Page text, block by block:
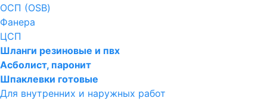
ОСП (OSB)
Фанера
ЦСП
Шланги резиновые и пвх
Асболист, паронит
Шпаклевки готовые
Для внутренних и наружных работ